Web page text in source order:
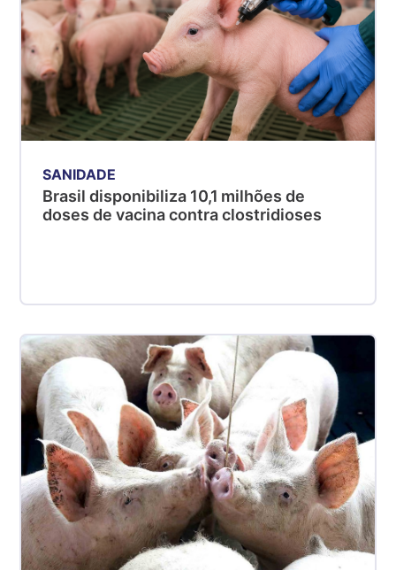
SANIDADE
Brasil disponibiliza 10,1 milhões de
doses de vacina contra clostridioses